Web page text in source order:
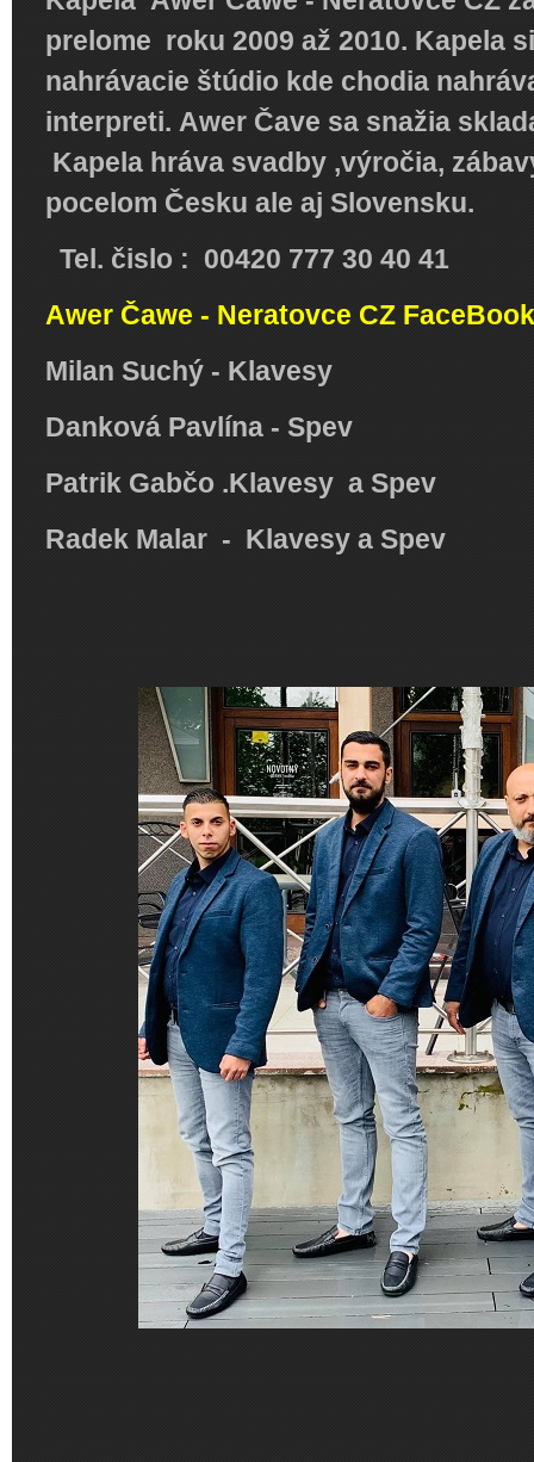
prelome roku 2009 až 2010. Kapela
nahrávacie štúdio kde chodia
interpreti. Awer Čave sa snažia
Kapela hráva svadby ,výročia,
pocelom Česku ale aj Slovensku.
Tel. čislo : 00420 777 30 40 41
Awer Čawe - Neratovce CZ
Milan Suchý - Klavesy
Danková Pavlína - Spev
Patrik Gabčo .Klavesy a Spev
Radek Malar - Klavesy a Spev